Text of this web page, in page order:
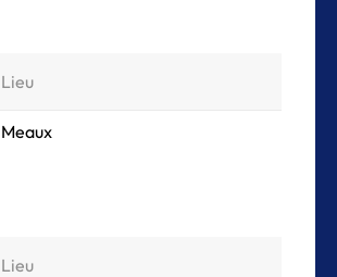
Lieu
Meaux
Lieu